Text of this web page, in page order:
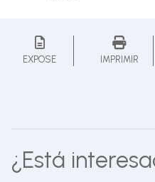
EXPOSE IMPRIMIR
¿Está